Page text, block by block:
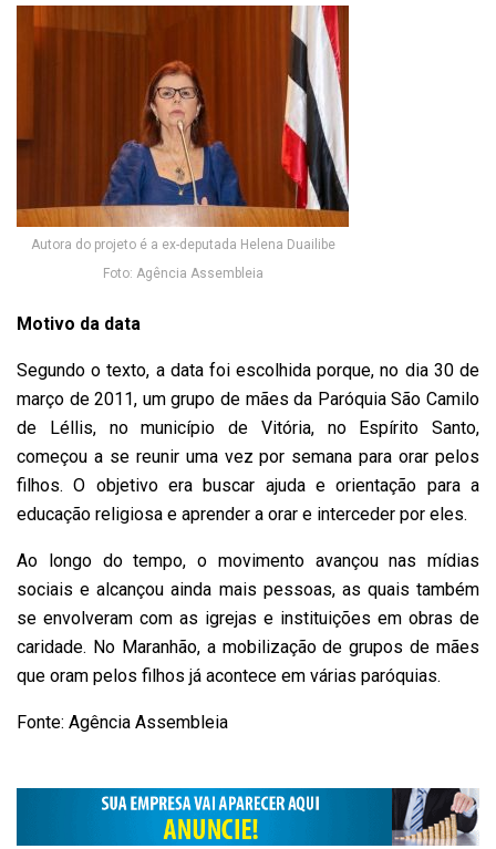
Autora do projeto é a ex-deputada Helena Duailibe
Foto: Agência Assembleia
Motivo da data
Segundo o texto, a data foi escolhida porque, no dia 30 de
março de 2011, um grupo de mães da Paróquia São Camilo
de Léllis, no município de Vitória, no Espírito Santo,
começou a se reunir uma vez por semana para orar pelos
filhos. O objetivo era buscar ajuda e orientação para a
educação religiosa e aprender a orar e interceder por eles.
Ao longo do tempo, o movimento avançou nas mídias
sociais e alcançou ainda mais pessoas, as quais também
se envolveram com as igrejas e instituições em obras de
caridade. No Maranhão, a mobilização de grupos de mães
que oram pelos filhos já acontece em várias paróquias.
Fonte: Agência Assembleia